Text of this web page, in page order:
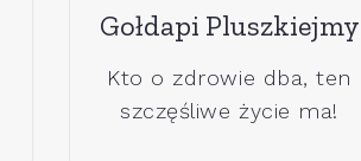
Gołdapi Pluszkiejmy
Kto o zdrowie dba, ten
szczęśliwe życie ma!